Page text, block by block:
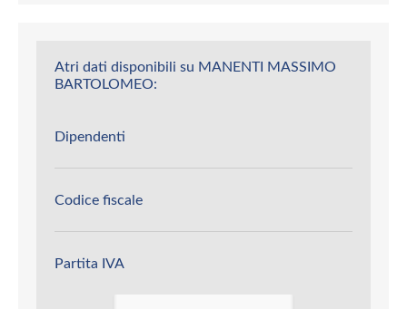
Atri dati disponibili su MANENTI MASSIMO
BARTOLOMEO:
Dipendenti
Codice fiscale
Partita IVA